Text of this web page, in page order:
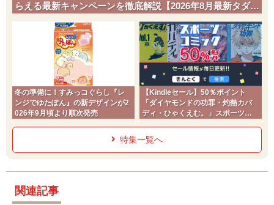
らえる最新キャンペーンを徹底解説【2026年8月最新タダポ
チ】
冬の準備に！すみっコぐらし『レ
ンジでゆたぽん』の新デザインが2
026年9月頃より順次発売
【Kindleセール】50％ポイント
「ダイヤモンドの功罪・灼熱カバ
ディ・ひゃくえむ。」スポーツコ
特集一覧へ
関連記事